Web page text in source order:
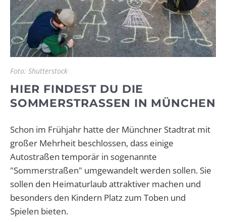
Foto: Shutterstock
HIER FINDEST DU DIE
SOMMERSTRASSEN IN MÜNCHEN
Schon im Frühjahr hatte der Münchner Stadtrat mit
großer Mehrheit beschlossen, dass einige
Autostraßen temporär in sogenannte
"Sommerstraßen" umgewandelt werden sollen. Sie
sollen den Heimaturlaub attraktiver machen und
besonders den Kindern Platz zum Toben und
Spielen bieten.